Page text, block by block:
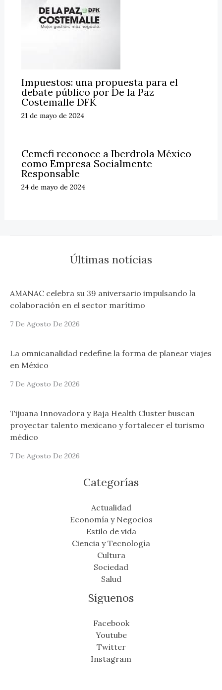
Impuestos: una propuesta para el
debate público por De la Paz
Costemalle DFK
21 de mayo de 2024
Cemefi reconoce a Iberdrola México
como Empresa Socialmente
Responsable
24 de mayo de 2024
Últimas notícias
AMANAC celebra su 39 aniversario impulsando la
colaboración en el sector marítimo
7 De Agosto De 2026
La omnicanalidad redefine la forma de planear viajes
en México
7 De Agosto De 2026
Tijuana Innovadora y Baja Health Cluster buscan
proyectar talento mexicano y fortalecer el turismo
médico
7 De Agosto De 2026
Categorías
Actualidad
Economía y Negocios
Estilo de vida
Ciencia y Tecnología
Cultura
Sociedad
Salud
Síguenos
Facebook
Youtube
Twitter
Instagram